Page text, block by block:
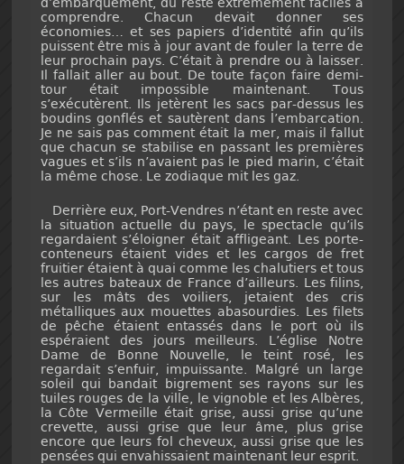
comprendre. Chacun devait donner ses
économies… et ses papiers d’identité afin qu’ils
puissent être mis à jour avant de fouler la terre de
leur prochain pays. C’était à prendre ou à laisser.
Il fallait aller au bout. De toute façon faire demi-
tour était impossible maintenant. Tous
s’exécutèrent. Ils jetèrent les sacs par-dessus les
boudins gonflés et sautèrent dans l’embarcation.
Je ne sais pas comment était la mer, mais il fallut
que chacun se stabilise en passant les premières
vagues et s’ils n’avaient pas le pied marin, c’était
la même chose. Le zodiaque mit les gaz.
Derrière eux, Port-Vendres n’étant en reste avec
la situation actuelle du pays, le spectacle qu’ils
regardaient s’éloigner était affligeant. Les porte-
conteneurs étaient vides et les cargos de fret
fruitier étaient à quai comme les chalutiers et tous
les autres bateaux de France d’ailleurs. Les filins,
sur les mâts des voiliers, jetaient des cris
métalliques aux mouettes abasourdies. Les filets
de pêche étaient entassés dans le port où ils
espéraient des jours meilleurs. L’église Notre
Dame de Bonne Nouvelle, le teint rosé, les
regardait s’enfuir, impuissante. Malgré un large
soleil qui bandait bigrement ses rayons sur les
tuiles rouges de la ville, le vignoble et les Albères,
la Côte Vermeille était grise, aussi grise qu’une
crevette, aussi grise que leur âme, plus grise
encore que leurs fol cheveux, aussi grise que les
pensées qui envahissaient maintenant leur esprit.